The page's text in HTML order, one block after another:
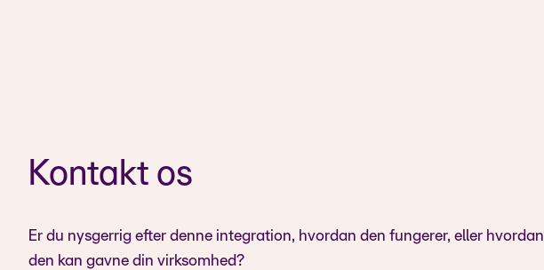
Kontakt os
Er du nysgerrig efter denne integration, hvordan den fungerer, eller hvordan
den kan gavne din virksomhed?